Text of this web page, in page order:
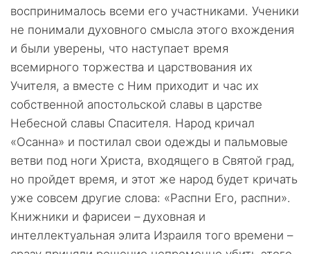
воспринималось всеми его участниками. Ученики
не понимали духовного смысла этого вхождения
и были уверены, что наступает время
всемирного торжества и царствования их
Учителя, а вместе с Ним приходит и час их
собственной апостольской славы в царстве
Небесной славы Спасителя. Народ кричал
«Осанна» и постилал свои одежды и пальмовые
ветви под ноги Христа, входящего в Святой град,
но пройдет время, и этот же народ будет кричать
уже совсем другие слова: «Распни Его, распни».
Книжники и фарисеи – духовная и
интеллектуальная элита Израиля того времени –